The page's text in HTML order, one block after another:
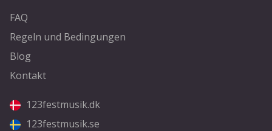
FAQ
Regeln und Bedingungen
Blog
Kontakt
123festmusik.dk
123festmusik.se